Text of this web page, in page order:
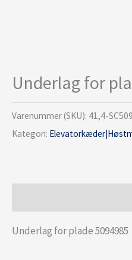
Underlag for
Varenummer (SKU): 41,4-
Kategori:
Underlag for plade 5094985